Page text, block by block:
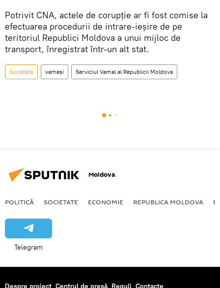
Potrivit CNA, actele de corupție ar fi fost comise la
efectuarea procedurii de intrare-ieșire de pe
teritoriul Republici Moldova a unui mijloc de
transport, înregistrat într-un alt stat.
Societate vameși Serviciul Vamal al Republicii Moldova
Moldova
POLITICĂ SOCIETATE ECONOMIE REPUBLICA MOLDOVA
Telegram
Despre proiect Centrul de presă Reguli Contacte